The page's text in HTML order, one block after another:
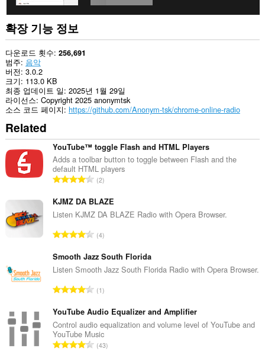
이
확
장
기
능
은
탭
및
탐
색
활
에
액
스
할
수
니
다.
확장 기능 정보
다운로드 횟수 256,691
범주 음악
버전 3.0.2
크기 113.0 KB
최종 업데이트 일 2025년 1월 29일
라이선스 Copyright 2025 anonymtsk
소스 코드 페이지 https://github.com/Anonym-tsk/chrome-online-radio
Related
YouTube™ toggle Flash and HTML Players
Adds a toolbar button to toggle between Flash and the
default HTML players
총
급
수
2
KJMZ DA BLAZE
Listen KJMZ DA BLAZE Radio with Opera Browser.
총
급
수
4
Smooth Jazz South Florida
Listen Smooth Jazz South Florida Radio with Opera Browser.
총
급
수
:
1
YouTube Audio Equalizer and Amplifier
Control audio equalization and volume level of YouTube and
YouTube Music
총43